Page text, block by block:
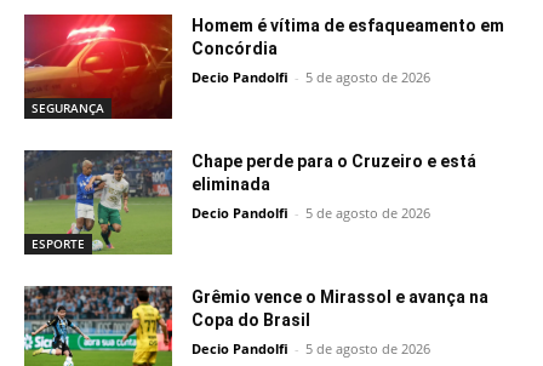
SEGURANÇA
Homem é vítima de esfaqueamento em
Concórdia
Decio Pandolfi - 5 de agosto de 2026
ESPORTE
Chape perde para o Cruzeiro e está
eliminada
Decio Pandolfi - 5 de agosto de 2026
Grêmio vence o Mirassol e avança na
Copa do Brasil
Decio Pandolfi - 5 de agosto de 2026